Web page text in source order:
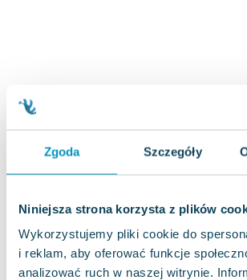
Zgoda Szczegóły
Niniejsza strona korzysta z plików
Wykorzystujemy pliki cookie do
i reklam, aby oferować funkcje
analizować ruch w naszej witrynie.
Virginia Woolf
Lucinda Riley